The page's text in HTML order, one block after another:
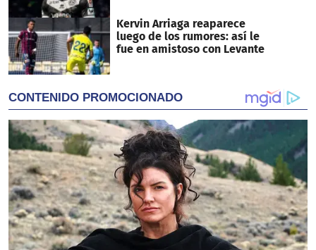
Kervin Arriaga reaparece
luego de los rumores: así le
fue en amistoso con Levante